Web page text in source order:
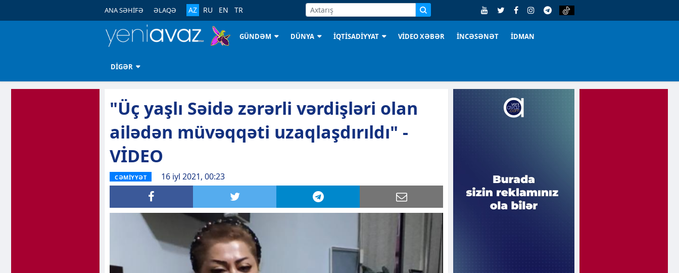
ANA SƏHİFƏ ƏLAQƏ AZ RU EN TR
GÜNDƏM DÜNYA İQTİSADİYYAT VİDEO XƏBƏR İNCƏSƏNƏT İDMAN
DİGƏR
"Üç yaşlı Səidə zərərli vərdişləri olan
ailədən müvəqqəti uzaqlaşdırıldı" -
VİDEO
CƏMİYYƏT 16 iyl 2021, 00:23